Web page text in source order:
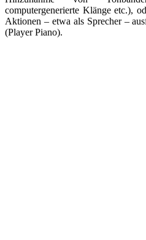
computergenerierte Klänge etc.),
Aktionen – etwa als Sprecher –
(Player Piano).